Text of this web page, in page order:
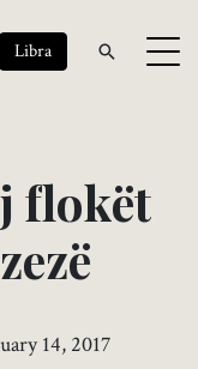
Libra
j flokët
zezë
14, 2017